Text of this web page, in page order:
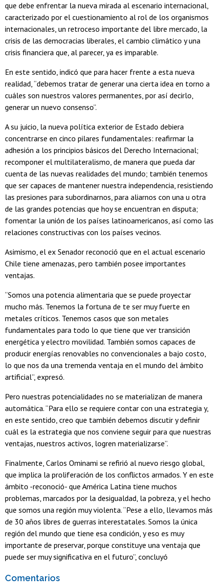
que debe enfrentar la nueva mirada al escenario internacional,
caracterizado por el cuestionamiento al rol de los organismos
internacionales, un retroceso importante del libre mercado, la
crisis de las democracias liberales, el cambio climático y una
crisis financiera que, al parecer, ya es imparable.
En este sentido, indicó que para hacer frente a esta nueva
realidad, “debemos tratar de generar una cierta idea en torno a
cuáles son nuestros valores permanentes, por así decirlo,
generar un nuevo consenso”.
A su juicio, la nueva política exterior de Estado debiera
concentrarse en cinco pilares fundamentales: reafirmar la
adhesión a los principios básicos del Derecho Internacional;
recomponer el multilateralismo, de manera que pueda dar
cuenta de las nuevas realidades del mundo; también tenemos
que ser capaces de mantener nuestra independencia, resistiendo
las presiones para subordinarnos, para aliarnos con una u otra
de las grandes potencias que hoy se encuentran en disputa;
fomentar la unión de los países latinoamericanos, así como las
relaciones constructivas con los países vecinos.
Asimismo, el ex Senador reconoció que en el actual escenario
Chile tiene amenazas, pero también posee importantes
ventajas.
“Somos una potencia alimentaria que se puede proyectar
mucho más. Tenemos la fortuna de te ser muy fuerte en
metales críticos. Tenemos casos que son metales
fundamentales para todo lo que tiene que ver transición
energética y electro movilidad. También somos capaces de
producir energías renovables no convencionales a bajo costo,
lo que nos da una tremenda ventaja en el mundo del ámbito
artificial”, expresó.
Pero nuestras potencialidades no se materializan de manera
automática. “Para ello se requiere contar con una estrategia y,
en este sentido, creo que también debemos discutir y definir
cuál es la estrategia que nos conviene seguir para que nuestras
ventajas, nuestros activos, logren materializarse”.
Finalmente, Carlos Ominami se refirió al nuevo riesgo global,
que implica la proliferación de los conflictos armados. Y en este
ámbito -reconoció- que América Latina tiene muchos
problemas, marcados por la desigualdad, la pobreza, y el hecho
que somos una región muy violenta. “Pese a ello, llevamos más
de 30 años libres de guerras interestatales. Somos la única
región del mundo que tiene esa condición, y eso es muy
importante de preservar, porque constituye una ventaja que
puede ser muy significativa en el futuro”, concluyó
Comentarios